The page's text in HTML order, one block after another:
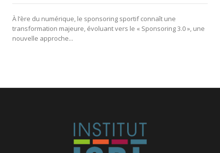
À l’ère du numérique, le sponsoring sportif connaît une
transformation majeure, évoluant vers le « Sponsoring 3.0 », une
nouvelle approche...